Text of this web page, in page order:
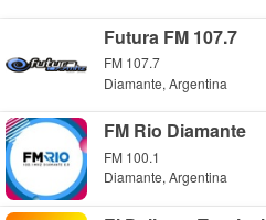
Futura FM 107.7
FM 107.7
Diamante, Argentina
FM Rio Diamante
FM 100.1
Diamante, Argentina